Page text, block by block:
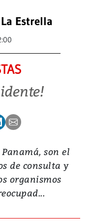
Estrella
son el
de consulta y
organismos